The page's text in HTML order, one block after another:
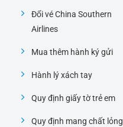
Đổi vé China Southern
Airlines
Mua thêm hành ký gửi
Hành lý xách tay
Quy định giấy tờ trẻ em
Quy định mang chất lỏng